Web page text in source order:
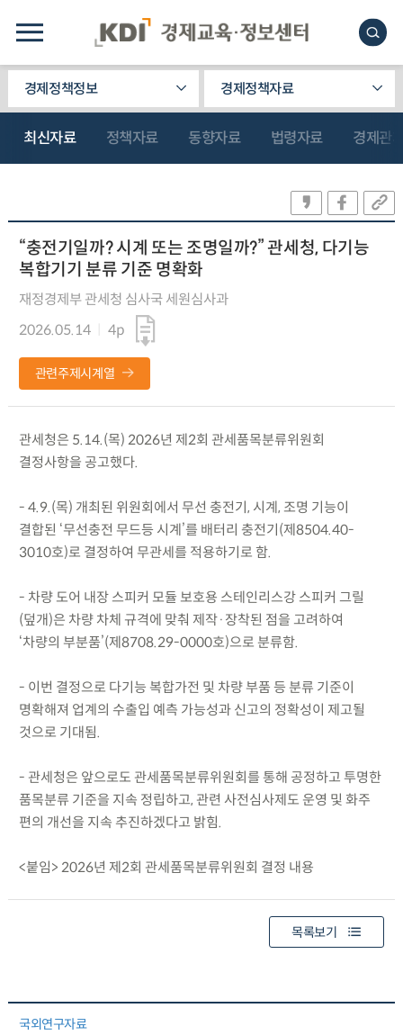
경제정책정보 경제정책자료
최신자료 정책자료 동향자료 법령자료 경제관
“충전기일까? 시계 또는 조명일까?” 관세청, 다기능
복합기기 분류 기준 명확화
재정경제부 관세청 심사국 세원심사과
2026.05.14
4p
관련주제시계열
관세청은 5.14.(목) 2026년 제2회 관세품목분류위원회
결정사항을 공고했다.
- 4.9.(목) 개최된 위원회에서 무선 충전기, 시계, 조명 기능이
결합된 ‘무선충전 무드등 시계’를 배터리 충전기(제8504.40-
3010호)로 결정하여 무관세를 적용하기로 함.
- 차량 도어 내장 스피커 모듈 보호용 스테인리스강 스피커 그릴
(덮개)은 차량 차체 규격에 맞춰 제작·장착된 점을 고려하여
‘차량의 부분품’(제8708.29-0000호)으로 분류함.
- 이번 결정으로 다기능 복합가전 및 차량 부품 등 분류 기준이
명확해져 업계의 수출입 예측 가능성과 신고의 정확성이 제고될
것으로 기대됨.
- 관세청은 앞으로도 관세품목분류위원회를 통해 공정하고 투명한
품목분류 기준을 지속 정립하고, 관련 사전심사제도 운영 및 화주
편의 개선을 지속 추진하겠다고 밝힘.
<붙임> 2026년 제2회 관세품목분류위원회 결정 내용
목록보기
국외연구자료